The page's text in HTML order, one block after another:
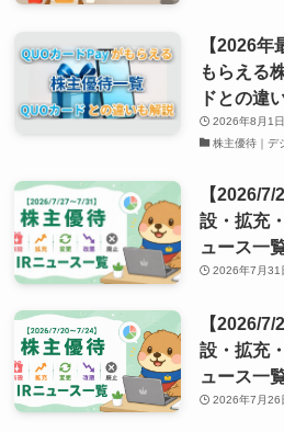
【2026
もらえる
ドとの違
2026年8月1日
株主優待｜デ
【2026/
設・拡充
ュース一
2026年7月31
【2026/
設・拡充
ュース一
2026年7月26